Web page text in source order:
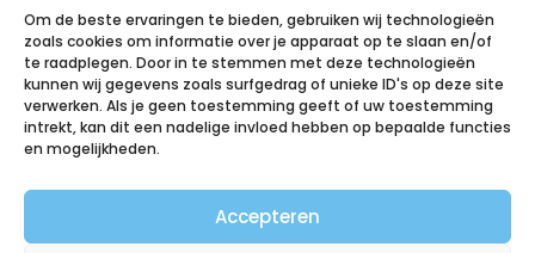
Om de beste ervaringen te bieden, gebruiken wij technologieën
zoals cookies om informatie over je apparaat op te slaan en/of
te raadplegen. Door in te stemmen met deze technologieën
kunnen wij gegevens zoals surfgedrag of unieke ID's op deze site
verwerken. Als je geen toestemming geeft of uw toestemming
intrekt, kan dit een nadelige invloed hebben op bepaalde functies
en mogelijkheden.
Accepteren
Nieuws
Over ons
Contact
Inloggen
Vacatures
Organiseer een activiteit